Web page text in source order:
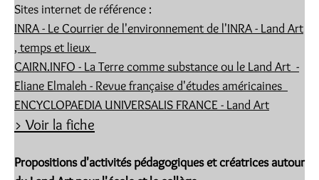
Sites internet de référence :
INRA - Le Courrier de l'environnement de l'INRA - Land Art
, temps et lieux
CAIRN.INFO - La Terre comme substance ou le Land Art -
Eliane Elmaleh - Revue française d'études américaines
ENCYCLOPAEDIA UNIVERSALIS FRANCE - Land Art
> Voir la fiche
Propositions d'activités pédagogiques et créatrices autour